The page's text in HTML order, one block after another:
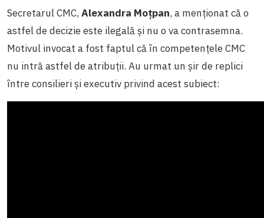
Secretarul CMC, Alexandra Moțpan, a menționat că o
astfel de decizie este ilegală și nu o va contrasemna.
Motivul invocat a fost faptul că în competențele CMC
nu intră astfel de atribuții. Au urmat un șir de replici
între consilieri și executiv privind acest subiect: